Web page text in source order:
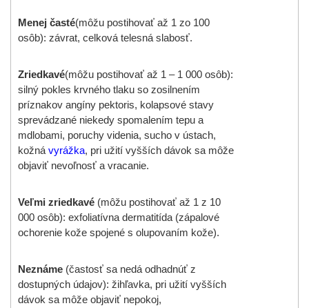
Menej časté(môžu postihovať až 1 zo 100
osôb): závrat, celková telesná slabosť.
Zriedkavé(môžu postihovať až 1 – 1 000 osôb):
silný pokles krvného tlaku so zosilnením
príznakov angíny pektoris, kolapsové stavy
sprevádzané niekedy spomalením tepu a
mdlobami, poruchy videnia, sucho v ústach,
kožná vyrážka, pri užití vyšších dávok sa môže
objaviť nevoľnosť a vracanie.
Veľmi zriedkavé (môžu postihovať až 1 z 10
000 osôb): exfoliatívna dermatitída (zápalové
ochorenie kože spojené s olupovaním kože).
Neznáme (častosť sa nedá odhadnúť z
dostupných údajov): žihľavka, pri užití vyšších
dávok sa môže objaviť nepokoj,